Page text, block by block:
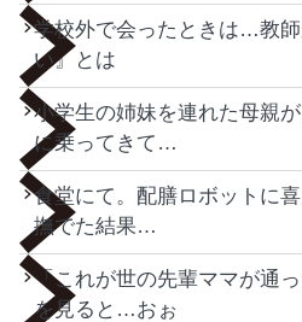
学校外で会ったときは…教
い』とは
小学生の姉妹を連れた母親
に乗ってきて…
食堂にて。配膳ロボットに
撫でた結果…
「これが世の先輩ママが通
を見ると…おぉ